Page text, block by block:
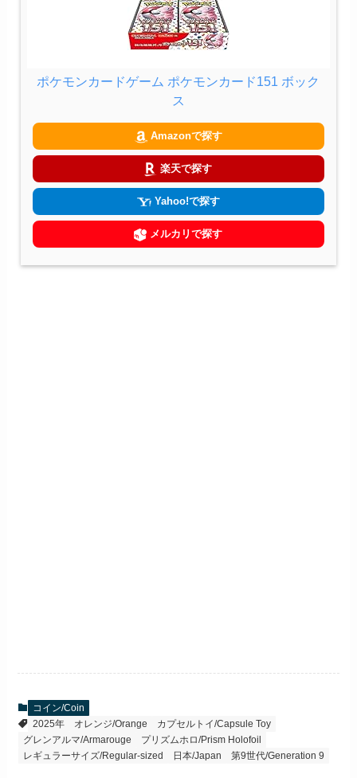
ポケモンカードゲーム ポケモンカード151 ボック
ス
Amazonで探す
楽天で探す
Yahoo!で探す
メルカリで探す
コイン/Coin
2025年
オレンジ/Orange
カプセルトイ/Capsule Toy
グレンアルマ/Armarouge
プリズムホロ/Prism Holofoil
レギュラーサイズ/Regular-sized
日本/Japan 第9世代/Generation 9